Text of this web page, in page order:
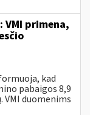
VMI primena,
kad
pabaigos 8,9
VMI duomenims